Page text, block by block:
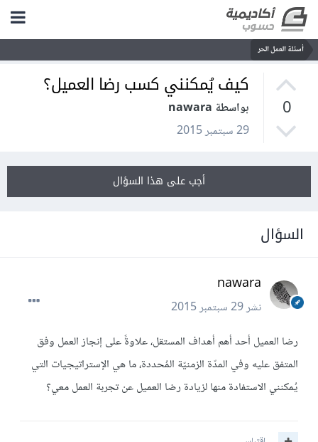
أسئلة العمل الحر
0
كيف يُمكنني كسب رضا العميل؟
بواسطة nawara
29 سبتمبر 2015
أجب على هذا السؤال
السؤال
nawara
نشر29 سبتمبر 2015
رضا العميل أحد أهم أهداف المستقل، علاوةً على إنجاز العمل وفق
المتفق عليه وفي المدّة الزمنيّة المُحددة، ما هي الإستراتيجيات التي
يُمكنني الاستفادة منها لزيادة رضا العميل عن تجربة العمل معي؟